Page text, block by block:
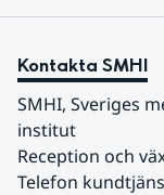
Kontakta SMHI
SMHI, Sveriges
institut
Reception och
Telefon